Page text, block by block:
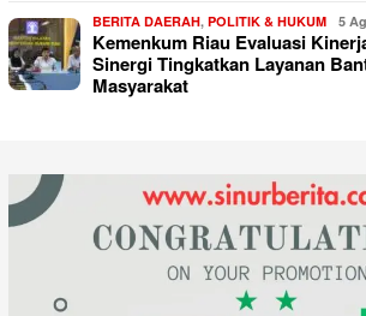
BERITA DAERAH, POLITIK & HUKUM 5
Kemenkum Riau Evaluasi
Sinergi Tingkatkan Layanan
Masyarakat